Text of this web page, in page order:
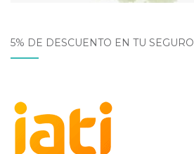
5% DE DESCUENTO EN TU SEGURO